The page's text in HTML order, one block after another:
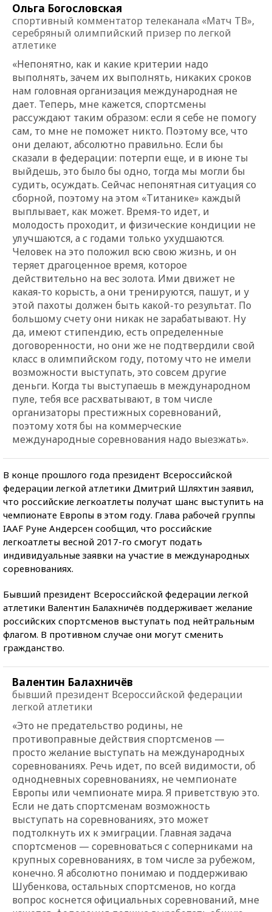
Ольга Богословская
спортивный комментатор телеканала «Матч ТВ»,
серебряный олимпийский призер по легкой
атлетике
«Непонятно, как и какие критерии надо
выполнять, зачем их выполнять, никаких сроков
нам головная организация международная не
дает. Теперь, мне кажется, спортсмены
рассуждают таким образом: если я себе не помогу
сам, то мне не поможет никто. Поэтому все, что
они делают, абсолютно правильно. Если бы
сказали в федерации: потерпи еще, и в июне ты
выйдешь, это было бы одно, тогда мы могли бы
судить, осуждать. Сейчас непонятная ситуация со
сборной, поэтому на этом «Титанике» каждый
выплывает, как может. Время-то идет, и
молодость проходит, и физические кондиции не
улучшаются, а с годами только ухудшаются.
Человек на это положил всю свою жизнь, и он
теряет драгоценное время, которое
действительно на вес золота. Ими движет не
какая-то корысть, а они тренируются, пашут, и у
этой пахоты должен быть какой-то результат. По
большому счету они никак не зарабатывают. Ну
да, имеют стипендию, есть определенные
договоренности, но они же не подтвердили свой
класс в олимпийском году, потому что не имели
возможности выступать, это совсем другие
деньги. Когда ты выступаешь в международном
пуле, тебя все расхватывают, в том числе
организаторы престижных соревнований,
поэтому хотя бы на коммерческие
международные соревнования надо выезжать».
В конце прошлого года президент Всероссийской
федерации легкой атлетики Дмитрий Шляхтин заявил,
что российские легкоатлеты получат шанс выступить на
чемпионате Европы в этом году. Глава рабочей группы
IAAF Руне Андерсен сообщил, что российские
легкоатлеты весной 2017-го смогут подать
индивидуальные заявки на участие в международных
соревнованиях.
Бывший президент Всероссийской федерации легкой
атлетики Валентин Балахничёв поддерживает желание
российских спортсменов выступать под нейтральным
флагом. В противном случае они могут сменить
гражданство.
Валентин Балахничёв
бывший президент Всероссийской федерации
легкой атлетики
«Это не предательство родины, не
противоправные действия спортсменов —
просто желание выступать на международных
соревнованиях. Речь идет, по всей видимости, об
однодневных соревнованиях, не чемпионате
Европы или чемпионате мира. Я приветствую это.
Если не дать спортсменам возможность
выступать на соревнованиях, это может
подтолкнуть их к эмиграции. Главная задача
спортсменов — соревноваться с соперниками на
крупных соревнованиях, в том числе за рубежом,
конечно. Я абсолютно понимаю и поддерживаю
Шубенкова, остальных спортсменов, но когда
вопрос коснется официальных соревнований, мне